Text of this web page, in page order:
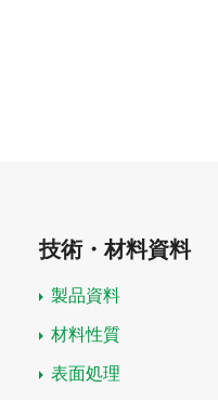
技術・材料資料
製品資料
材料性質
表面処理